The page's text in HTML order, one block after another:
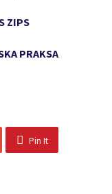
ZIPS
PRAKSA
Pin It